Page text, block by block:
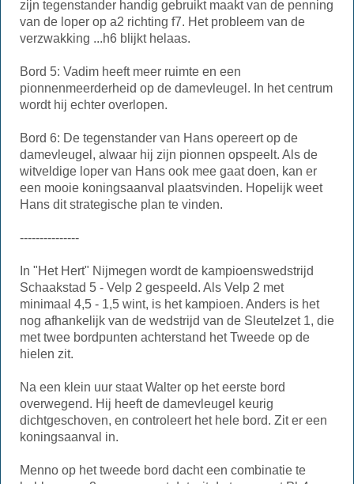
zijn tegenstander handig gebruikt maakt van de penning
van de loper op a2 richting f7. Het probleem van de
verzwakking ...h6 blijkt helaas.
Bord 5: Vadim heeft meer ruimte en een
pionnenmeerderheid op de damevleugel. In het centrum
wordt hij echter overlopen.
Bord 6: De tegenstander van Hans opereert op de
damevleugel, alwaar hij zijn pionnen opspeelt. Als de
witveldige loper van Hans ook mee gaat doen, kan er
een mooie koningsaanval plaatsvinden. Hopelijk weet
Hans dit strategische plan te vinden.
---------------
In "Het Hert" Nijmegen wordt de kampioenswedstrijd
Schaakstad 5 - Velp 2 gespeeld. Als Velp 2 met
minimaal 4,5 - 1,5 wint, is het kampioen. Anders is het
nog afhankelijk van de wedstrijd van de Sleutelzet 1, die
met twee bordpunten achterstand het Tweede op de
hielen zit.
Na een klein uur staat Walter op het eerste bord
overwegend. Hij heeft de damevleugel keurig
dichtgeschoven, en controleert het hele bord. Zit er een
koningsaanval in.
Menno op het tweede bord dacht een combinatie te